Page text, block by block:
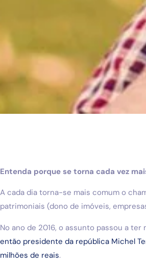
Entenda porque se torna cada vez
A cada dia torna-se mais comum o
patrimoniais (dono de imóveis,
No ano de 2016, o assunto passou a
então presidente da república Michel
milhões de reais.